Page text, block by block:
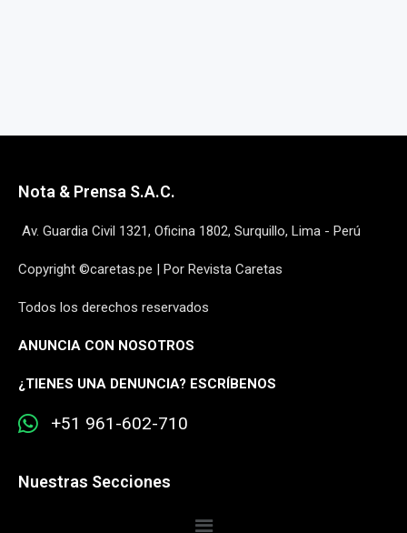
Nota & Prensa S.A.C.
Av. Guardia Civil 1321, Oficina 1802, Surquillo, Lima - Perú
Copyright ©caretas.pe | Por Revista Caretas
Todos los derechos reservados
ANUNCIA CON NOSOTROS
¿TIENES UNA DENUNCIA? ESCRÍBENOS
+51 961-602-710
Nuestras Secciones